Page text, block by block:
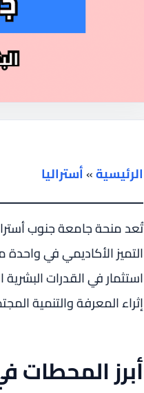
الرئيسية»أستراليا
تُعد منحة جامعة جنوب
التميز الأكاديمي في واحدة
استثمار في القدرات
إثراء المعرفة والتنمية
أبرز المحطات